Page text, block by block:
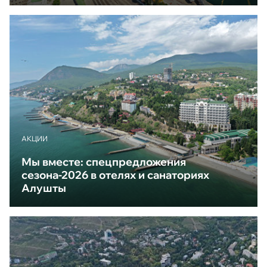
АКЦИИ
Мы вместе: спецпредложения
сезона-2026 в отелях и санаториях
Алушты